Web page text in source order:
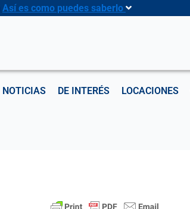
Así es como puedes saberlo
NOTICIAS DE INTERÉS LOCACIONES